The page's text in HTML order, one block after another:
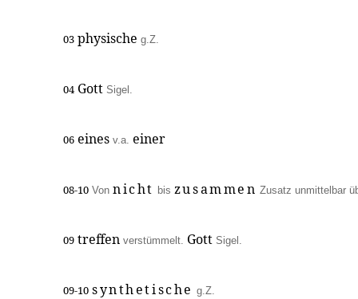
03 physische g.Z.
04 Gott Sigel.
06 eines v.a. einer
08-10 Von nicht bis zusammen Zusatz unmittelbar
09 treffen verstümmelt. Gott Sigel.
09-10 synthetische g.Z.